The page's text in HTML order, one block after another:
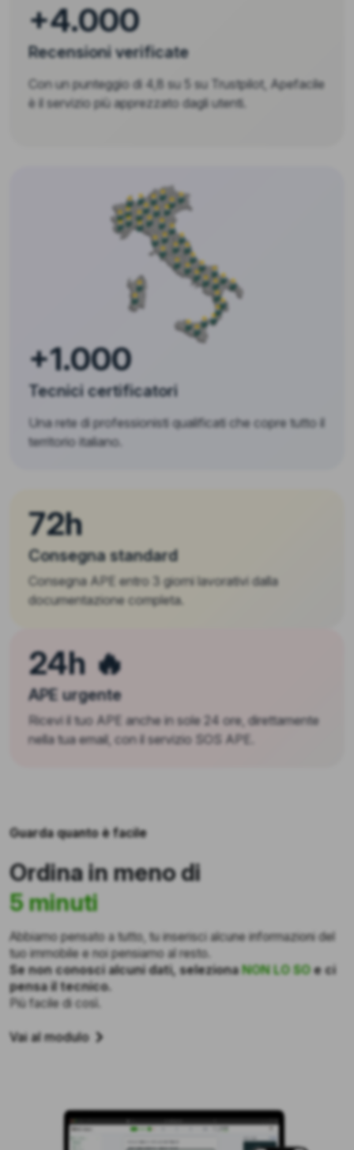
+4.000
Recensioni verificate
Con un punteggio di 4,8 su 5 su Trustpilot, Apefacile
è il servizio più apprezzato dagli utenti.
+1.000
Tecnici certificatori
Una rete di professionisti qualificati che copre tutto il
territorio italiano.
72h
Consegna standard
Consegna APE entro 3 giorni lavorativi dalla
documentazione completa.
24h 🔥
APE urgente
Ricevi il tuo APE anche in sole 24 ore, direttamente
nella tua email, con il servizio SOS APE.
Guarda quanto è facile
Ordina in meno di
5 minuti
Abbiamo pensato a tutto, tu inserisci alcune informazioni del
tuo immobile e noi pensiamo al resto.
Se non conosci alcuni dati, selezionaNON LO SOe ci
pensa il tecnico.
Più facile di così.
Vai al modulo